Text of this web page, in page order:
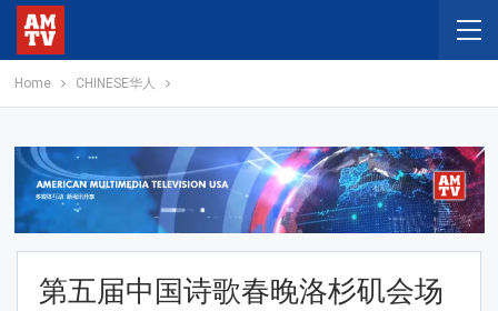
Home CHINESE华人
第五届中国诗歌春晚洛杉矶会场